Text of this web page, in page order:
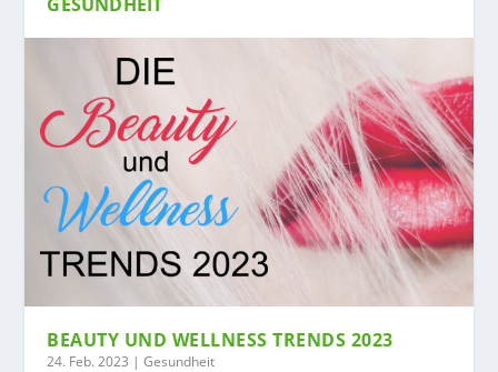
BEAUTY UND WELLNESS TRENDS 2023
24. Feb. 2023 |Gesundheit